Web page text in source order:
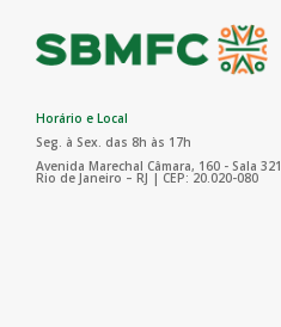
Horário e Local
Seg. à Sex. das 8h às 17h
Avenida Marechal Câmara, 160 - Sala 321
Rio de Janeiro – RJ | CEP: 20.020-080